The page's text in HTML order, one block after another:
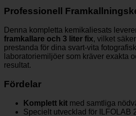
Professionell
Denna kompletta kemikaliesats
framkallare och 3 liter fix, vilket
prestanda för dina svart-vita
laboratoriemiljöer som kräver exakta
resultat.
Fördelar
Komplett kit med samtliga
Specielt utvecklad för ILFOLAB